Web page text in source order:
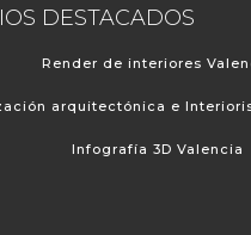
DESTACADOS
Render de interiores
arquitectónica e
Infografía 3D Valencia